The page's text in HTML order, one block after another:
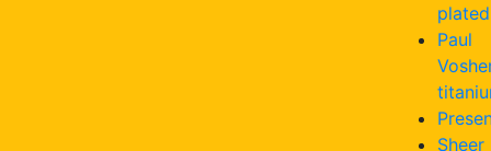
plated
Paul
Sheer